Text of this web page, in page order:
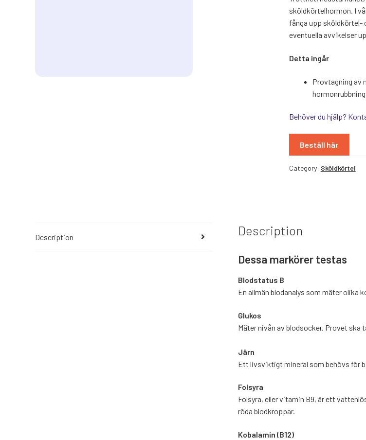
sköldkörtelhormon. I
fånga upp sköldkörtel-
eventuella avvikelser
Detta ingår
Provtagning av
Behöver du hjälp?
Beställ här
Category: Sköldkörtel
Description Description
Dessa markörer testas
Blodstatus B
En allmän blodanalys som mäter olika
Glukos
Mäter nivån av blodsocker. Provet ska
Järn
Ett livsviktigt mineral som behövs för
Folsyra
Folsyra, eller vitamin B9, är ett
röda blodkroppar.
Kobalamin (B12)